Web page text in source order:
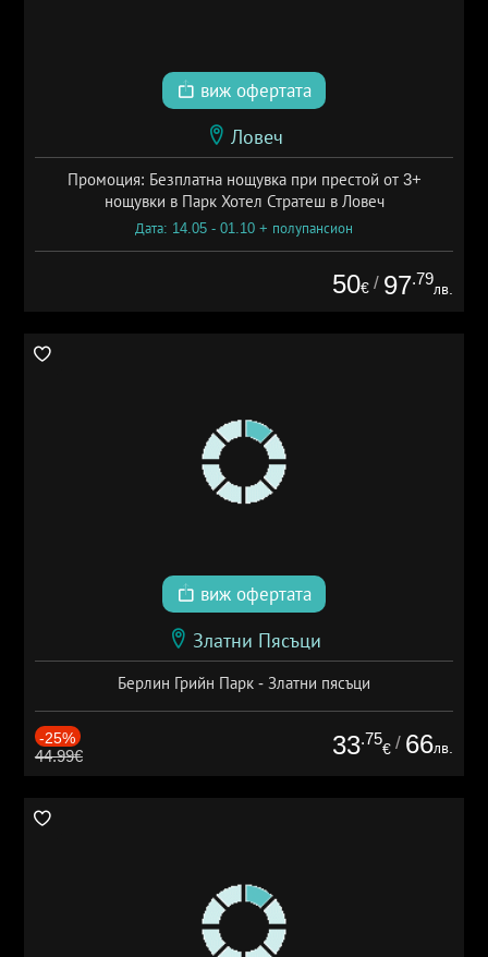
виж офертата
Ловеч
Промоция: Безплатна нощувка при престой от 3+
нощувки в Парк Хотел Стратеш в Ловеч
Дата: 14.05 - 01.10 + полупансион
50€ / 97.79
лв.
виж офертата
Златни Пясъци
Берлин Грийн Парк - Златни пясъци
-25%
44.99€ 33.75
€ / 66лв.